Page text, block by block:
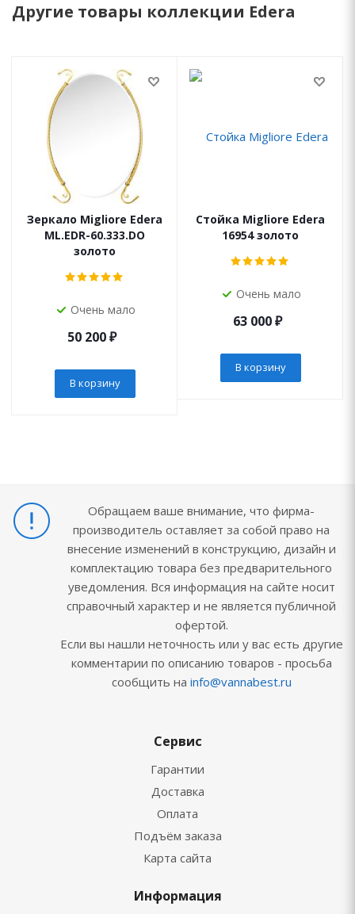
Другие товары коллекции Edera
Зеркало Migliore Edera
ML.EDR-60.333.DO
золото
Очень мало
50 200₽
В корзину
Стойка Migliore Edera
16954 золото
Очень мало
63 000₽
В корзину
Обращаем ваше внимание, что фирма-
производитель оставляет за собой право на
внесение изменений в конструкцию, дизайн и
комплектацию товара без предварительного
уведомления. Вся информация на сайте носит
справочный характер и не является публичной
офертой.
Если вы нашли неточность или у вас есть другие
комментарии по описанию товаров - просьба
сообщить на info@vannabest.ru
Сервис
Гарантии
Доставка
Оплата
Подъём заказа
Карта сайта
Информация